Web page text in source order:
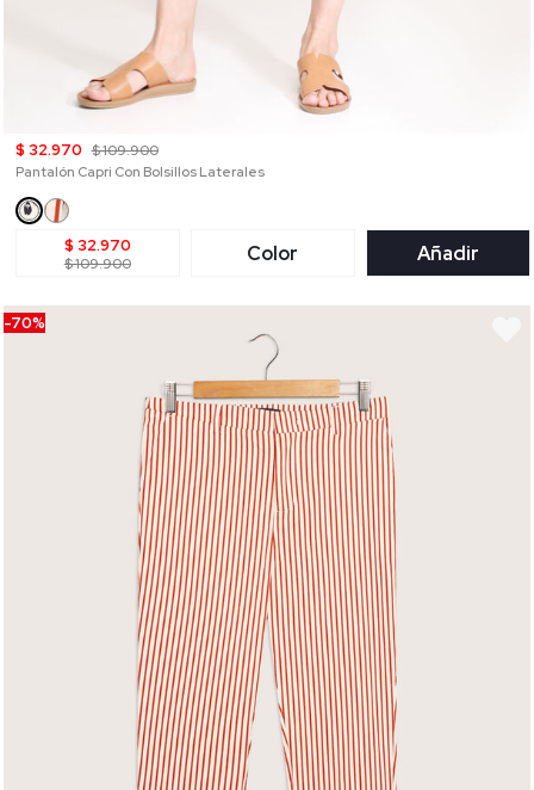
$ 32.970 $ 109.900
Pantalón Capri Con Bolsillos Laterales
$ 32.970
$ 109.900 Color Añadir
-70%